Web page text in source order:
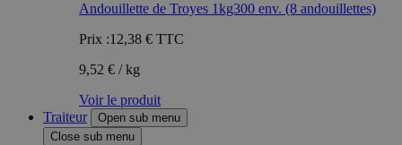
Andouillette de Troyes 1kg300 env. (8 andouillettes)
Prix :12,38 € TTC
9,52 € / kg
Voir le produit
Traiteur
Open sub menu
Close sub menu